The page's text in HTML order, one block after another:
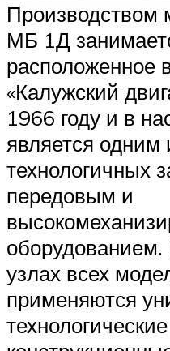
Производством
МБ 1Д
расположенное
«Калужский
1966 году и в
является одним
технологичных
передовым и
узлах всех
применяются